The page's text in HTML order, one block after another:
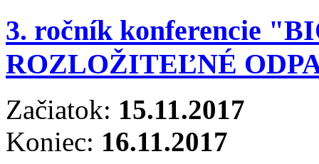
3. ročník konferencie
ROZLOŽITEĽNÉ
Začiatok: 15.11.2017
Koniec: 16.11.2017